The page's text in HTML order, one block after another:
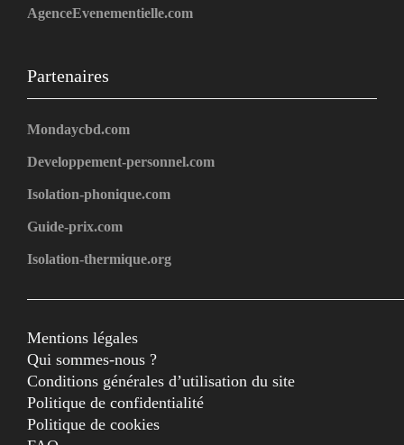
AgenceEvenementielle.com
Partenaires
Mondaycbd.com
Developpement-personnel.com
Isolation-phonique.com
Guide-prix.com
Isolation-thermique.org
Mentions légales
Qui sommes-nous ?
Conditions générales d’utilisation du site
Politique de confidentialité
Politique de cookies